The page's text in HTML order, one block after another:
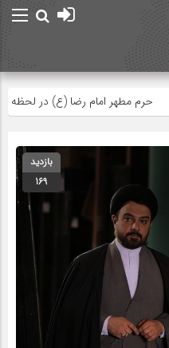
حرم مطهر امام رضا (ع) در لحظه
بازدید
169